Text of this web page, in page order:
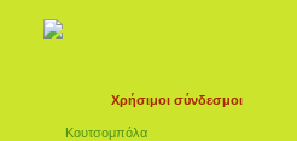
Χρήσιμοι σύνδεσμοι
Κουτσομπόλα